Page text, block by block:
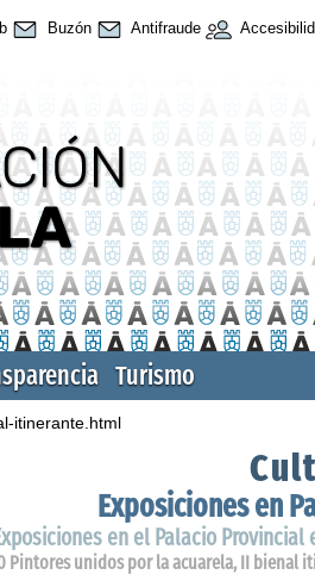
Buzón Antifraude
Turismo
itinerante.html
Exposiciones en
en el Palacio Provincial
Pintores unidos por la acuarela, II bienal